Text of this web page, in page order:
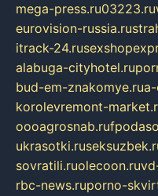
mega-press.ru03223.ru
eurovision-russia.ru
itrack-24.ru
alabuga-cityhotel.ru
bud-em-znakomye.ru
korolevremont-
oooagrosnab.ru
ukrasotki.ru
sovratili.ruolecoon.ru
rbc-news.ruporno-